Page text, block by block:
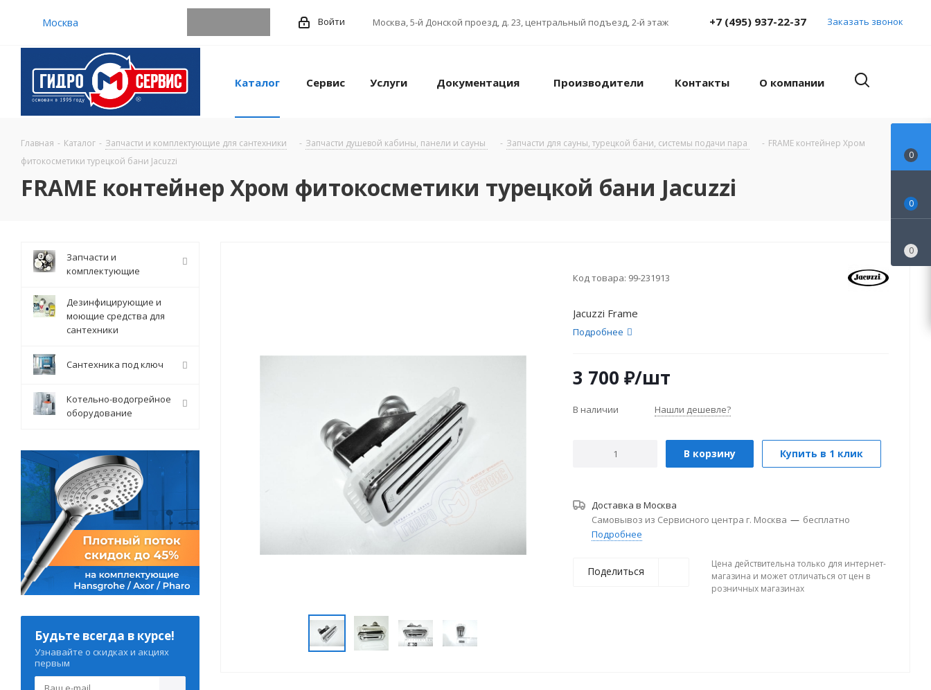
Москва Войти Москва,5-й Донской проезд, д. 23, центральный подъезд, 2-й этаж +7 (495) 937-22-37 Заказать звонок
Каталог Сервис Услуги Документация Производители Контакты О компании
Главная - Каталог - Запчасти и комплектующие для сантехники - Запчасти душевой кабины, панели и сауны - Запчасти для сауны, турецкой бани, системы подачи пара - FRAME контейнер Хром
фитокосметики турецкой бани Jacuzzi
FRAME контейнер Хром фитокосметики турецкой бани Jacuzzi
Код товара: 99-231913
Jacuzzi Frame
Подробнее
3 700 ₽/шт
В наличии Нашли дешевле?
В корзину Купить в 1 клик
Доставка в Москва
Самовывоз из Сервисного центра г. Москва — бесплатно
Подробнее
Поделиться
Цена действительна только для интернет-
магазина и может отличаться от цен в
розничных магазинах
Запчасти и
комплектующие
Дезинфицирующие и
моющие средства для
сантехники
Сантехника под ключ
Котельно-водогрейное
оборудование
Будьте всегда в курсе!
Узнавайте о скидках и акциях
первым
0
0
0